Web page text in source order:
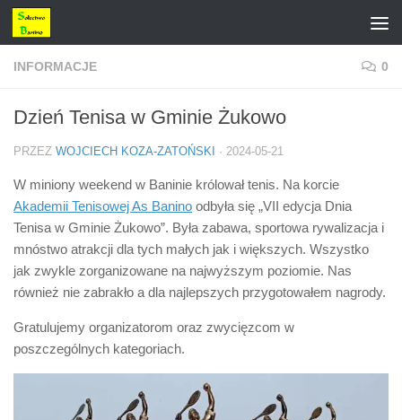
Przejdź do treści
INFORMACJE 0
Dzień Tenisa w Gminie Żukowo
PRZEZ WOJCIECH KOZA-ZATOŃSKI · 2024-05-21
W miniony weekend w Baninie królował tenis. Na korcie
Akademii Tenisowej As Banino odbyła się „VII edycja Dnia
Tenisa w Gminie Żukowo”. Była zabawa, sportowa rywalizacja i
mnóstwo atrakcji dla tych małych jak i większych. Wszystko
jak zwykle zorganizowane na najwyższym poziomie. Nas
również nie zabrakło a dla najlepszych przygotowałem nagrody.
Gratulujemy organizatorom oraz zwycięzcom w
poszczególnych kategoriach.